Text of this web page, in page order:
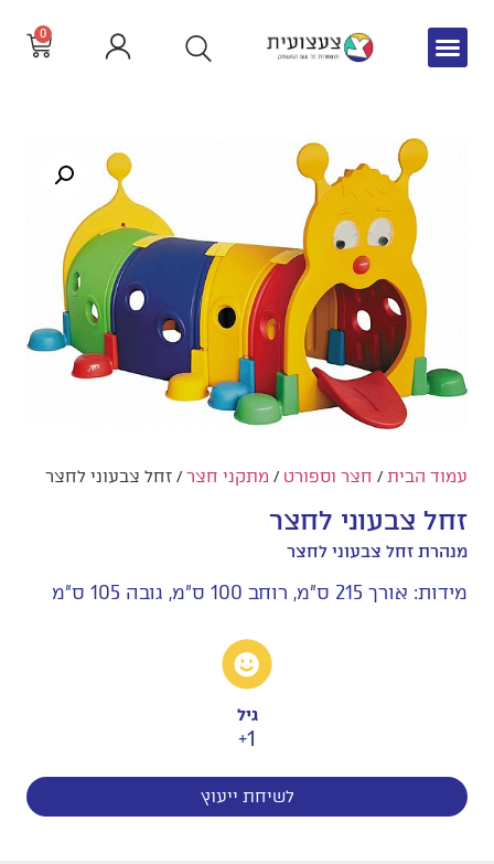
0
עמוד הבית/ חצר וספורט / מתקני חצר/ זחל צבעוני לחצר
זחל צבעוני לחצר
מנהרת זחל צבעוני לחצר
מידות: אורך 215 ס"מ, רוחב 100 ס"מ, גובה 105 ס"מ
גיל
1+
לשיחת ייעוץ